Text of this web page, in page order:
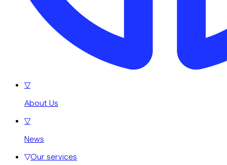
▽
About Us
▽
News
▽Our services